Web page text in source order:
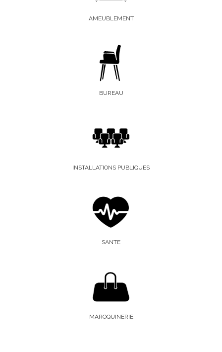
AMEUBLEMENT
BUREAU
INSTALLATIONS PUBLIQUES
SANTE
MAROQUINERIE